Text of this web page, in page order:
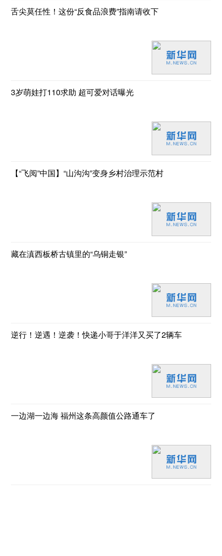
舌尖莫任性！这份“反食品浪费”指南请收下
3岁萌娃打110求助 超可爱对话曝光
【“飞阅”中国】“山沟沟”变身乡村治理示范村
藏在滇西板桥古镇里的“乌铜走银”
逆行！逆遇！逆袭！快递小哥于洋洋又买了2辆车
一边湖一边海 福州这条高颜值公路通车了